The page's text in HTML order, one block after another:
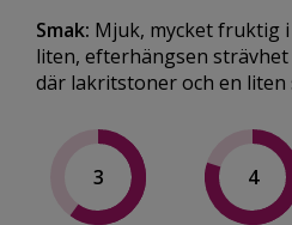
Smak: Mjuk, mycket fruktig
liten, efterhängsen
där lakritstoner och en liten
3 4